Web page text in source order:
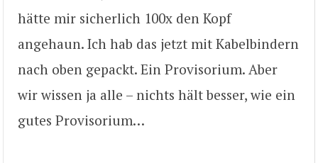
hätte mir sicherlich 100x den Kopf
angehaun. Ich hab das jetzt mit Kabelbindern
nach oben gepackt. Ein Provisorium. Aber
wir wissen ja alle – nichts hält besser, wie ein
gutes Provisorium…